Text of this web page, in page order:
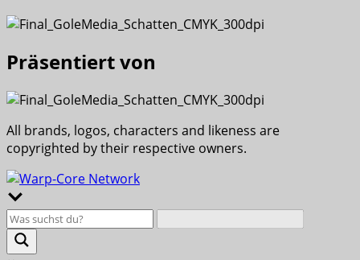
Präsentiert von
All brands, logos, characters and likeness are
copyrighted by their respective owners.